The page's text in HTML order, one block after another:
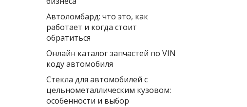
Автоломбард: что это, как
работает и когда стоит
обратиться
Онлайн каталог запчастей по VIN
коду автомобиля
Стекла для автомобилей с
цельнометаллическим кузовом:
особенности и выбор